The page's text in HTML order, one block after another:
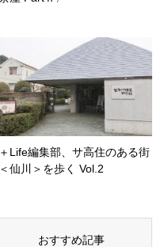
＋Life編集部、サ高住のある街
＜仙川＞を歩く Vol.2
おすすめ記事